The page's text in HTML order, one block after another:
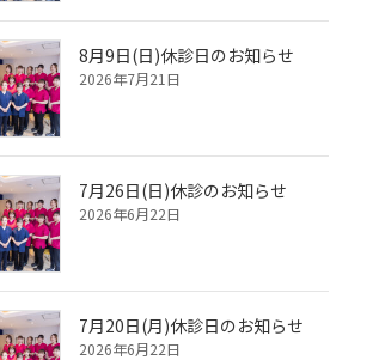
8月9日(日)休診日のお知らせ
2026年7月21日
7月26日(日)休診のお知らせ
2026年6月22日
7月20日(月)休診日のお知らせ
2026年6月22日